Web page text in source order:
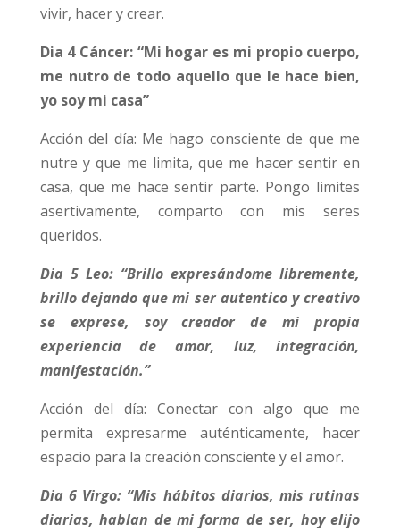
vivir, hacer y crear.
Dia 4 Cáncer: “Mi hogar es mi propio cuerpo,
me nutro de todo aquello que le hace bien,
yo soy mi casa”
Acción del día: Me hago consciente de que me
nutre y que me limita, que me hacer sentir en
casa, que me hace sentir parte. Pongo limites
asertivamente, comparto con mis seres
queridos.
Dia 5 Leo: “Brillo expresándome libremente,
brillo dejando que mi ser autentico y creativo
se exprese, soy creador de mi propia
experiencia de amor, luz, integración,
manifestación.”
Acción del día: Conectar con algo que me
permita expresarme auténticamente, hacer
espacio para la creación consciente y el amor.
Dia 6 Virgo: “Mis hábitos diarios, mis rutinas
diarias, hablan de mi forma de ser, hoy elijo